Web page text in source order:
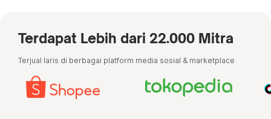
Terdapat Lebih dari 22.000 Mitra
Terjual laris di berbagai platform media sosial & marketplace